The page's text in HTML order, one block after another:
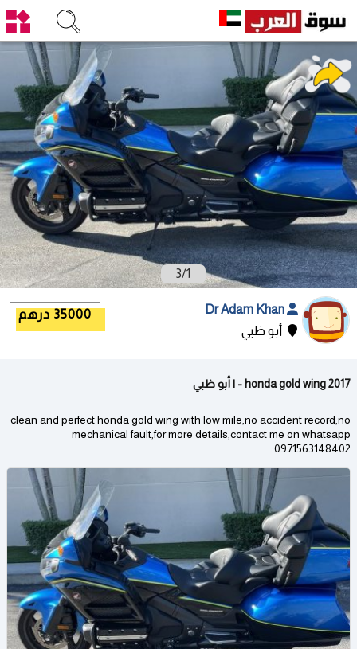
1
/
3
أبو ظبي
35000 درهم
2017 honda gold wing - | أبو ظبي
clean and perfect honda gold wing with low mile,no accident record,no
mechanical fault,for more details,contact me on whatsapp
0971563148402